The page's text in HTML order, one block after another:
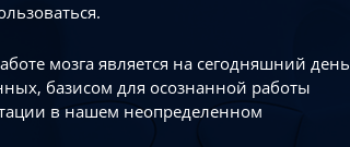
мозга является на сегодняшний день
базисом для осознанной работы
в нашем неопределенном